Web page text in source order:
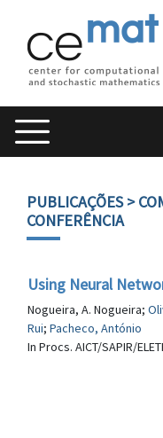
PUBLICAÇÕES>
CONFERÊNCIA
Using Neural
Nogueira, A. Nogueira;
Rui; Pacheco, António
In Procs. AICT/SAPIR/